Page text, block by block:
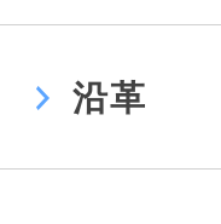
沿革